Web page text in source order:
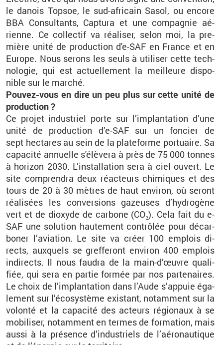
le da­nois Top­soe, le sud-afri­cain Sasol, ou en­core
BBA Consul­tants, Cap­tura et une com­pa­gnie aé­
rienne. Ce col­lec­tif va réa­li­ser, selon moi, la pre­
mière unité de pro­duc­tion d'e-SAF en France et en
Eu­rope. Nous se­rons les seuls à uti­li­ser cette tech­
no­lo­gie, qui est ac­tuel­le­ment la meilleure dis­po­
nible sur le mar­ché.
Pou­vez-vous en dire un peu plus sur cette unité de
pro­duc­tion ?
Ce pro­jet in­dus­triel porte sur l’im­plan­ta­tion d’une
unité de pro­duc­tion d’e-SAF sur un fon­cier de
sept hec­tares au sein de la pla­te­forme por­tuaire. Sa
ca­pa­cité an­nuelle s'élè­vera à près de 75 000 tonnes
à ho­ri­zon 2030. L’ins­tal­la­tion sera à ciel ou­vert. Le
site com­pren­dra deux ré­ac­teurs chi­miques et des
tours de 20 à 30 mètres de haut en­vi­ron, où se­ront
réa­li­sées les conver­sions ga­zeuses d’hy­dro­gène
vert et de di­oxyde de car­bone (CO₂). Cela fait du e-
SAF une so­lu­tion hau­te­ment contrô­lée pour dé­car­
bo­ner l’avia­tion. Le site va créer 100 em­plois di­
rects, aux­quels se gref­fe­ront en­vi­ron 400 em­plois
in­di­rects. Il nous fau­dra de la main-d’œuvre qua­li­
fiée, qui sera en par­tie for­mée par nos par­te­naires.
Le choix de l’im­plan­ta­tion dans l’Aude s’ap­puie éga­
le­ment sur l’éco­sys­tème exis­tant, no­tam­ment sur la
vo­lonté et la ca­pa­cité des ac­teurs ré­gio­naux à se
mo­bi­li­ser, no­tam­ment en termes de for­ma­tion, mais
aussi à la pré­sence d’in­dus­triels de l’aé­ro­nau­tique